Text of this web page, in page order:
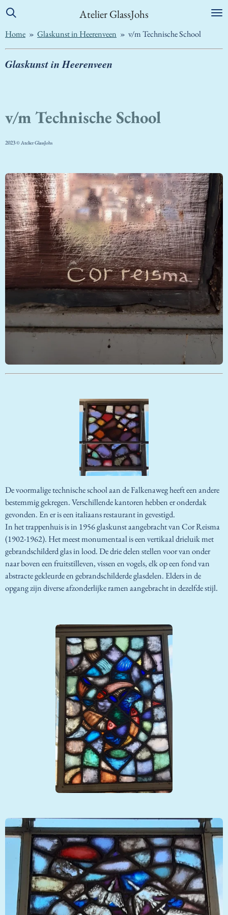
Ga
naar
de
hoofdinhoud
Atelier GlassJohs
Home » Glaskunst in Heerenveen » v/m Technische School
Glaskunst in Heerenveen
v/m Technische School
2023©Atelier GlassJohs
De voormalige technische school aan de Falkenaweg heeft een andere
bestemmig gekregen. Verschillende kantoren hebben er onderdak
gevonden. En er is een italiaans restaurant in gevestigd.
In het trappenhuis is in 1956 glaskunst aangebracht van Cor Reisma
(1902-1962). Het meest monumentaal is een vertikaal drieluik met
gebrandschilderd glas in lood. De drie delen stellen voor van onder
naar boven een fruitstilleven, vissen en vogels, elk op een fond van
abstracte gekleurde en gebrandschilderde glasdelen. Elders in de
opgang zijn diverse afzonderlijke ramen aangebracht in dezelfde stijl.